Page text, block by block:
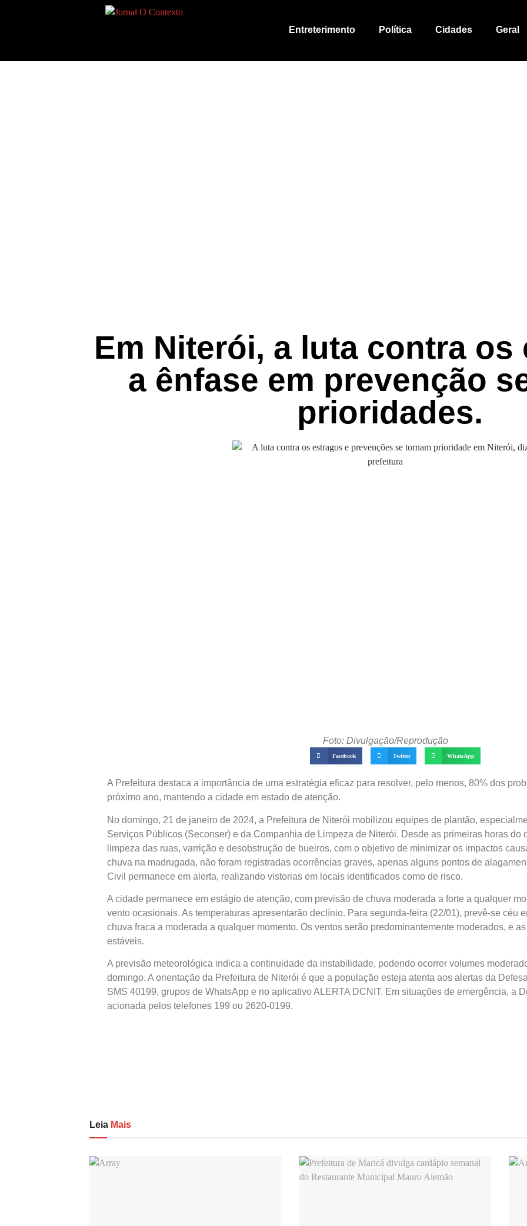
Entreterimento Política Cidades Geral
Em Niterói, a luta contra os
a ênfase em prevenção
prioridades.
Foto: Divulgação/Reprodução
Facebook Twitter WhatsApp
A Prefeitura destaca a importância de uma estratégia eficaz para resolver, pelo menos, 80% dos
próximo ano, mantendo a cidade em estado de atenção.
No domingo, 21 de janeiro de 2024, a Prefeitura de Niterói mobilizou equipes de plantão,
Serviços Públicos (Seconser) e da Companhia de Limpeza de Niterói. Desde as primeiras horas do
limpeza das ruas, varrição e desobstrução de bueiros, com o objetivo de minimizar os impactos
chuva na madrugada, não foram registradas ocorrências graves, apenas alguns pontos de
Civil permanece em alerta, realizando vistorias em locais identificados como de risco.
A cidade permanece em estágio de atenção, com previsão de chuva moderada a forte a qualquer
vento ocasionais. As temperaturas apresentarão declínio. Para segunda-feira (22/01), prevê-se céu
chuva fraca a moderada a qualquer momento. Os ventos serão predominantemente moderados, e
estáveis.
A previsão meteorológica indica a continuidade da instabilidade, podendo ocorrer volumes
domingo. A orientação da Prefeitura de Niterói é que a população esteja atenta aos alertas da
SMS 40199, grupos de WhatsApp e no aplicativo ALERTA DCNIT. Em situações de emergência, a
acionada pelos telefones 199 ou 2620-0199.
Leia Mais